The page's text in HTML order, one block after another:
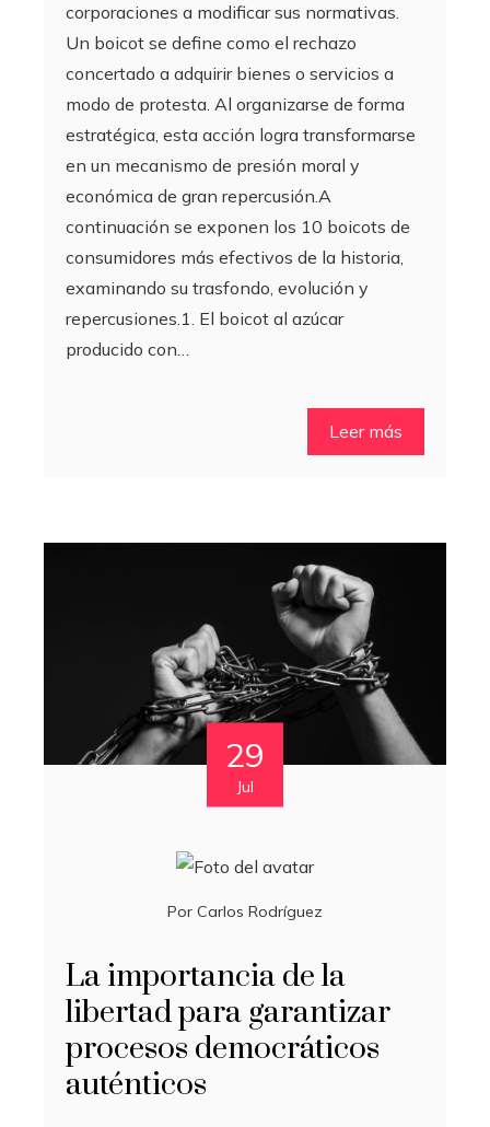
corporaciones a modificar sus normativas.
Un boicot se define como el rechazo
concertado a adquirir bienes o servicios a
modo de protesta. Al organizarse de forma
estratégica, esta acción logra transformarse
en un mecanismo de presión moral y
económica de gran repercusión.A
continuación se exponen los 10 boicots de
consumidores más efectivos de la historia,
examinando su trasfondo, evolución y
repercusiones.1. El boicot al azúcar
producido con…
Leer más
29
Jul
Por Carlos Rodríguez
La importancia de la
libertad para garantizar
procesos democráticos
auténticos